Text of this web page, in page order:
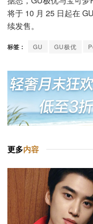
将于 10 月 25 日起在
续发售。
标签： GU GU极优
更多内容